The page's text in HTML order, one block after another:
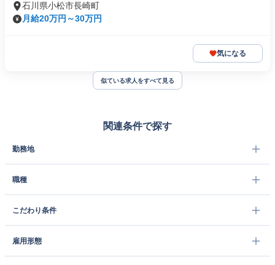
石川県小松市長崎町
月給20万円～30万円
気になる
似ている求人をすべて見る
関連条件で探す
勤務地
職種
こだわり条件
雇用形態